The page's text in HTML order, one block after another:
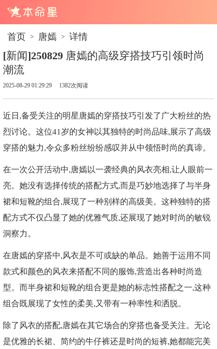
首页 > 唐嫣 > 详情
[新闻]250829 唐嫣的高级穿搭技巧引领时尚
潮流
2025-08-29 01:29:29 1382次阅读
近日,备受关注的明星唐嫣的穿搭技巧引发了广大粉丝的热
烈讨论。这位41岁的女神以其独特的时尚品味,展示了高级
穿搭的魅力,令众多粉丝纷纷感叹并从中领悟时尚的真谛。
在一次公开活动中,唐嫣以一袭经典的风衣亮相,让人眼前一
亮。她没有选择传统的搭配方式,而是巧妙地选择了与半身
裙和短靴的组合,展现了一种别样的高级美。这种独特的搭
配方式不仅凸显了她的优雅气质,还展现了她对时尚的敏锐
洞察力。
在唐嫣的穿搭中,风衣是不可或缺的单品。她善于运用不同
款式和颜色的风衣来搭配不同的服饰,营造出各种时尚造
型。而半身裙和短靴的组合更是她的标志性搭配之一,这种
组合既展现了女性的柔美,又带有一种率性和洒脱。
除了风衣的搭配,唐嫣在其它场合的穿搭也备受关注。无论
是优雅的长裙、简约的牛仔裤还是时尚的短裤,她都能完美